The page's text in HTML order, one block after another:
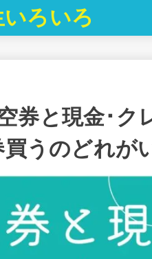
ろいろ
券と現金･ク
うのどれが